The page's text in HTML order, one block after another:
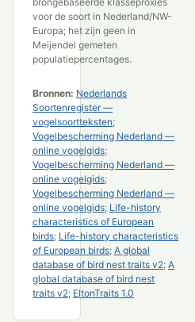
voor de soort in Nederland/NW-
Europa; het zijn geen in
Meijendel gemeten
populatiepercentages.
Bronnen: Nederlands
Soortenregister —
vogelsoortteksten;
Vogelbescherming Nederland —
online vogelgids;
Vogelbescherming Nederland —
online vogelgids;
Vogelbescherming Nederland —
online vogelgids; Life-history
characteristics of European
birds; Life-history characteristics
of European birds; A global
database of bird nest traits v2; A
global database of bird nest
traits v2; EltonTraits 1.0